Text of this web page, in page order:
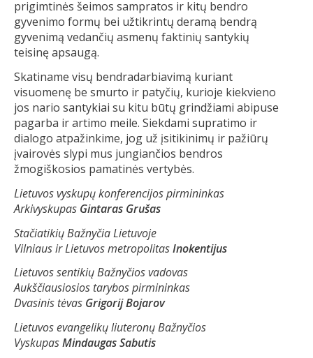
prigimtinės šeimos sampratos ir kitų bendro
gyvenimo formų bei užtikrintų deramą bendrą
gyvenimą vedančių asmenų faktinių santykių
teisinę apsaugą.
Skatiname visų bendradarbiavimą kuriant
visuomenę be smurto ir patyčių, kurioje kiekvieno
jos nario santykiai su kitu būtų grindžiami abipuse
pagarba ir artimo meile. Siekdami supratimo ir
dialogo atpažinkime, jog už įsitikinimų ir pažiūrų
įvairovės slypi mus jungiančios bendros
žmogiškosios pamatinės vertybės.
Lietuvos vyskupų konferencijos pirmininkas
Arkivyskupas Gintaras Grušas
Stačiatikių Bažnyčia Lietuvoje
Vilniaus ir Lietuvos metropolitasInokentijus
Lietuvos sentikių Bažnyčios vadovas
Aukščiausiosios tarybos pirmininkas
Dvasinis tėvas Grigorij Bojarov
Lietuvos evangelikų liuteronų Bažnyčios
VyskupasMindaugas Sabutis